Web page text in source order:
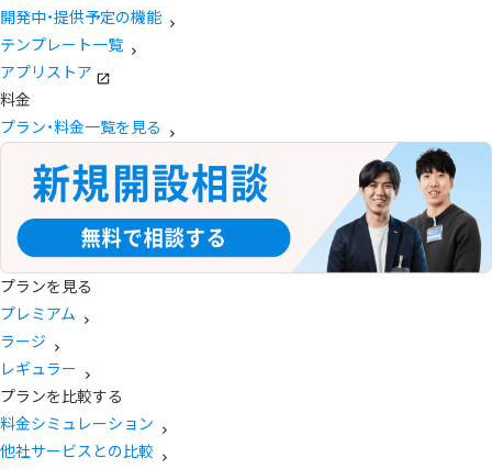
開発中・提供予定の機能
テンプレート一覧
アプリストア
料金
プラン・料金一覧を見る
プランを見る
プレミアム
ラージ
レギュラー
プランを比較する
料金シミュレーション
他社サービスとの比較